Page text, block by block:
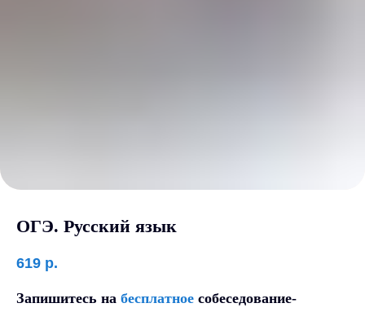
ОГЭ. Русский язык
619 р.
Запишитесь на бесплатное собеседование-